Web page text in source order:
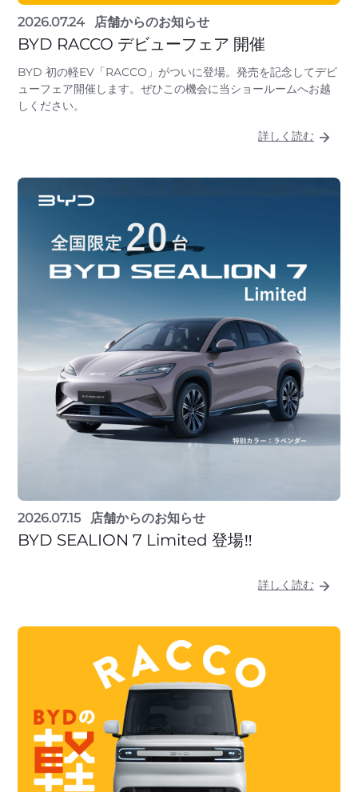
2026.07.24 店舗からのお知らせ
BYD RACCO デビューフェア 開催
BYD 初の軽EV「RACCO」がついに登場。発売を記念してデビ
ューフェア開催します。ぜひこの機会に当ショールームへお越
しください。
詳しく読む
2026.07.15 店舗からのお知らせ
BYD SEALION 7 Limited 登場‼️
詳しく読む